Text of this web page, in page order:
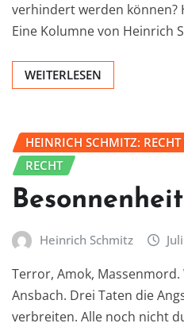
verhindert werden können?
Eine Kolumne von Heinrich
WEITERLESEN
HEINRICH SCHMITZ:
RECHT
Heinrich Schmitz
Terror, Amok,
Ansbach. Drei Taten die
verbreiten. Alle noch nicht